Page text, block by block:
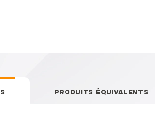
PRODUITS ÉQUIVALENTS